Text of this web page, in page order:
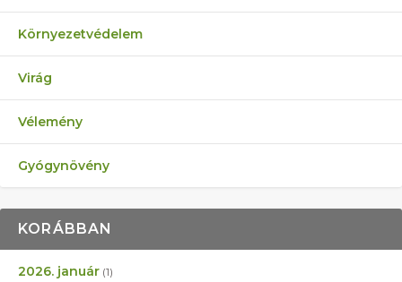
Környezetvédelem
Virág
Vélemény
Gyógynövény
KORÁBBAN
2026. január (1)